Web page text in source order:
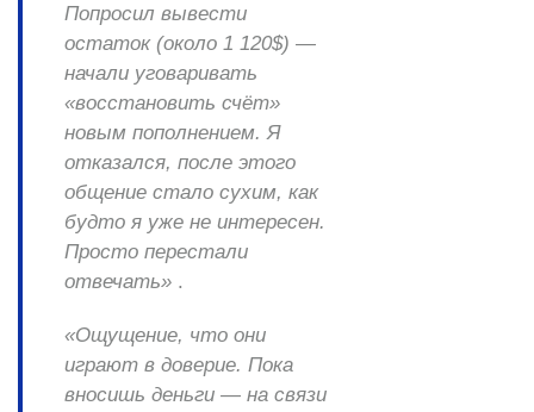
Попросил вывести
остаток (около 1 120$) —
начали уговаривать
«восстановить счёт»
новым пополнением. Я
отказался, после этого
общение стало сухим, как
будто я уже не интересен.
Просто перестали
отвечать» .
«Ощущение, что они
играют в доверие. Пока
вносишь деньги — на связи